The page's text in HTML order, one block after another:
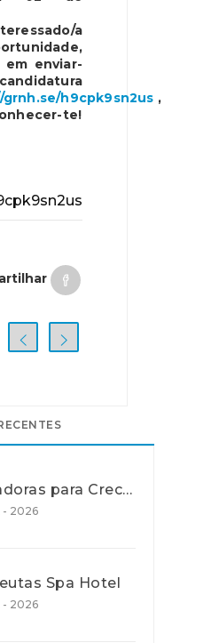
a
em enviar-
h9cpk9sn2us ,
te!
Educadoras para Creche e J.I., Lisboa
- 2026
Spa Hotel
- 2026